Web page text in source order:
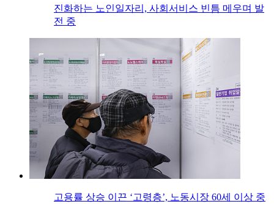
진화하는 노인일자리, 사회서비스 빈틈 메우며 발
전 중
고용률 상승 이끈 ‘고령층’, 노동시장 60세 이상 중